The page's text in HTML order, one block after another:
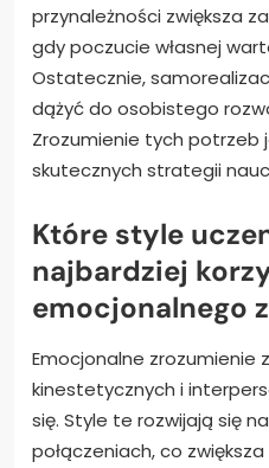
przynależności zwiększa
gdy poczucie własnej
Ostatecznie,
dążyć do osobistego
Zrozumienie tych potrzeb
skutecznych strategii
Które style
najbardziej
emocjonalnego
Emocjonalne zrozumienie
kinestetycznych i
się. Style te rozwijają się
połączeniach, co